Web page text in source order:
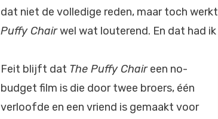
dat niet de volledige reden, maar toch
Puffy Chairwel wat louterend. En dat had
Feit blijft dat The Puffy Chaireen no-
budget film is die door twee broers, één
verloofde en een vriend is gemaakt voor